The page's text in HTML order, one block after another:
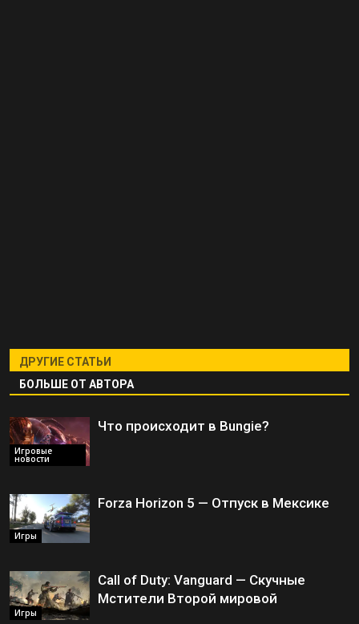
ДРУГИЕ СТАТЬИ
БОЛЬШЕ ОТ АВТОРА
Игровые
новости
Что происходит в Bungie?
Игры
Forza Horizon 5 — Отпуск в Мексике
Игры
Call of Duty: Vanguard — Скучные
Мстители Второй мировой